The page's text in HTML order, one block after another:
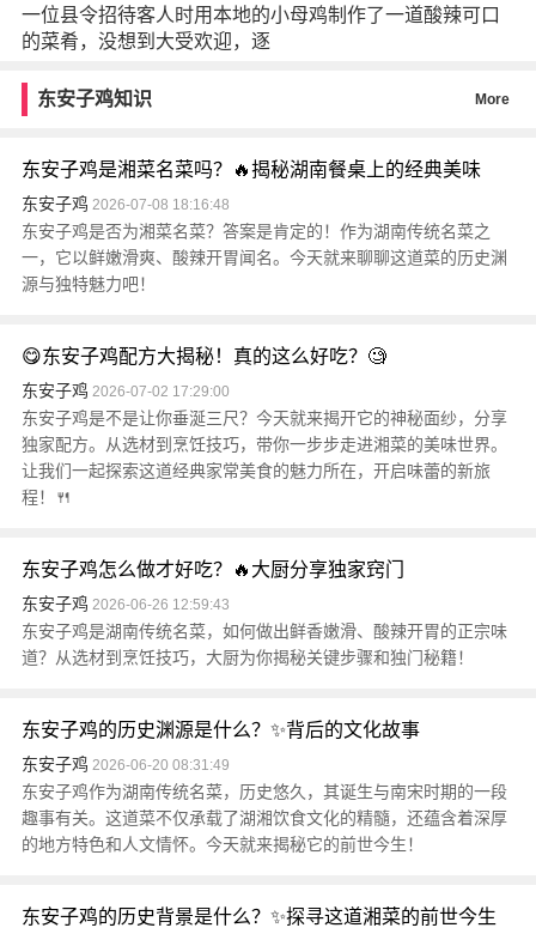
一位县令招待客人时用本地的小母鸡制作了一道酸辣可口
的菜肴，没想到大受欢迎，逐
东安子鸡知识 More
东安子鸡是湘菜名菜吗？🔥揭秘湖南餐桌上的经典美味
东安子鸡 2026-07-08 18:16:48
东安子鸡是否为湘菜名菜？答案是肯定的！作为湖南传统名菜之
一，它以鲜嫩滑爽、酸辣开胃闻名。今天就来聊聊这道菜的历史渊
源与独特魅力吧！
😋东安子鸡配方大揭秘！真的这么好吃？🧐
东安子鸡 2026-07-02 17:29:00
东安子鸡是不是让你垂涎三尺？今天就来揭开它的神秘面纱，分享
独家配方。从选材到烹饪技巧，带你一步步走进湘菜的美味世界。
让我们一起探索这道经典家常美食的魅力所在，开启味蕾的新旅
程！🍴
东安子鸡怎么做才好吃？🔥大厨分享独家窍门
东安子鸡 2026-06-26 12:59:43
东安子鸡是湖南传统名菜，如何做出鲜香嫩滑、酸辣开胃的正宗味
道？从选材到烹饪技巧，大厨为你揭秘关键步骤和独门秘籍！
东安子鸡的历史渊源是什么？✨背后的文化故事
东安子鸡 2026-06-20 08:31:49
东安子鸡作为湖南传统名菜，历史悠久，其诞生与南宋时期的一段
趣事有关。这道菜不仅承载了湖湘饮食文化的精髓，还蕴含着深厚
的地方特色和人文情怀。今天就来揭秘它的前世今生！
东安子鸡的历史背景是什么？✨探寻这道湘菜的前世今生